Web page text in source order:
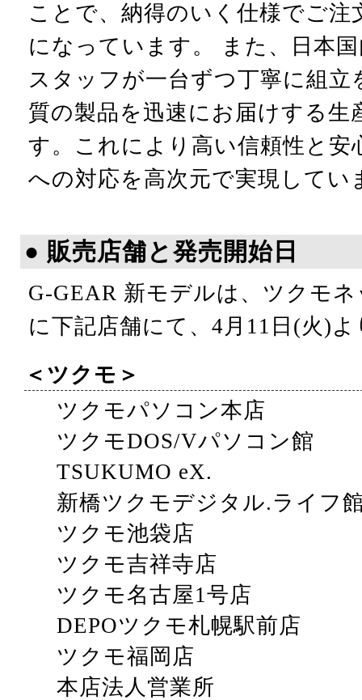
ことで、納得のいく仕様でご注
になっています。 また、日本
スタッフが一台ずつ丁寧に組立
質の製品を迅速にお届けする生
す。これにより高い信頼性と安
への対応を高次元で実現してい
● 販売店舗と発売開始日
G-GEAR 新モデルは、ツクモ
に下記店舗にて、4月11日(火)
＜ツクモ＞
ツクモパソコン本店
ツクモDOS/Vパソコン館
TSUKUMO eX.
新橋ツクモデジタル.ライフ
ツクモ池袋店
ツクモ吉祥寺店
ツクモ名古屋1号店
DEPOツクモ札幌駅前店
ツクモ福岡店
本店法人営業所